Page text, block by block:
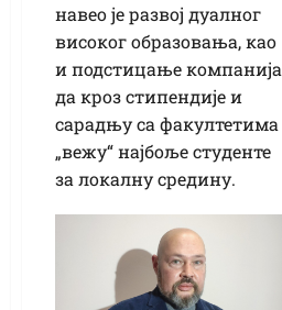
навео је развој дуалног
високог образовања, као
и подстицање компанија
да кроз стипендије и
сарадњу са факултетима
„вежу“ најбоље студенте
за локалну средину.